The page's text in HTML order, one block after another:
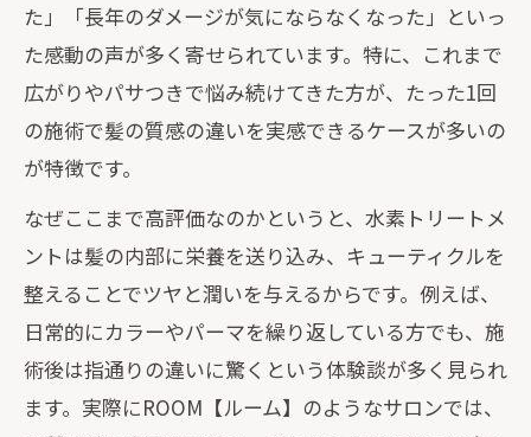
髪質改善で叶える艶髪維持のコツと日常
ケア
水素トリートメントと髪質改善の組み合
わせ効果
髪質改善を長持ちさせるためのホームケ
ア習慣
髪質改善で失敗しないために気を付ける
べき点
桜森で話題の髪質改善の実力を検証
髪質改善が桜森で注目される理由と実力
分析
た」「長年のダメージが気にならなくなった」といっ
た感動の声が多く寄せられています。特に、これまで
広がりやパサつきで悩み続けてきた方が、たった1回
の施術で髪の質感の違いを実感できるケースが多いの
が特徴です。
なぜここまで高評価なのかというと、水素トリートメ
ントは髪の内部に栄養を送り込み、キューティクルを
整えることでツヤと潤いを与えるからです。例えば、
日常的にカラーやパーマを繰り返している方でも、施
術後は指通りの違いに驚くという体験談が多く見られ
ます。実際にROOM【ルーム】のようなサロンでは、